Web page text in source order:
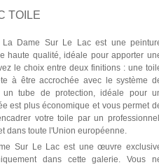
TOILE
La Dame Sur Le Lac est une
haute qualité, idéale pour apporter
le choix entre deux finitions : une
à être accrochée avec le système
tube de protection, idéale pour
est plus économique et vous permet
votre toile par un professionnel.
dans toute l'Union européenne.
Sur Le Lac est une œuvre
dans cette galerie. Vous